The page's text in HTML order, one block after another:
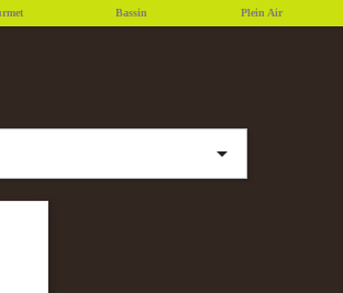
Bassin Plein Air
